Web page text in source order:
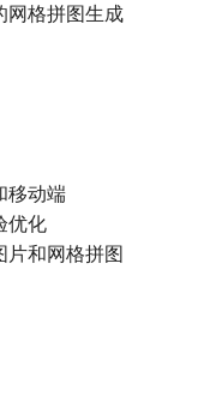
网格拼图生成
移动端
优化
和网格拼图